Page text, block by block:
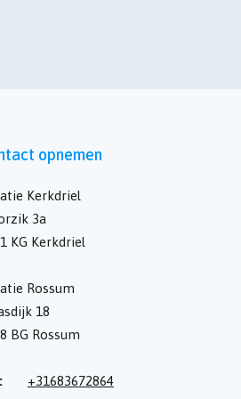
opnemen
Kerkdriel
3a
KG Kerkdriel
Rossum
18
BG Rossum
+31683672864